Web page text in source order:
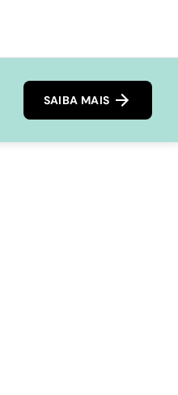
SAIBA MAIS